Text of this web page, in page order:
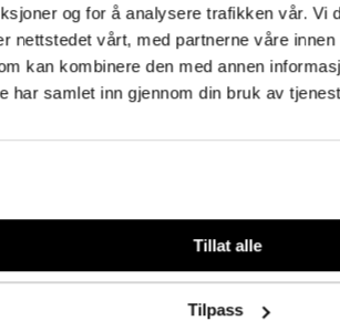
og for å analysere trafikken vår. Vi
nettstedet vårt, med partnerne våre
kan kombinere den med annen
har samlet inn gjennom din bruk av
Tillat alle
Tilpass
50 00